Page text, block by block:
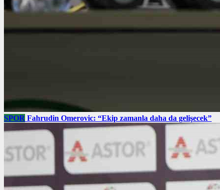
SPOR Fahrudin Omerovic: “Ekip zamanla daha da gelişecek”